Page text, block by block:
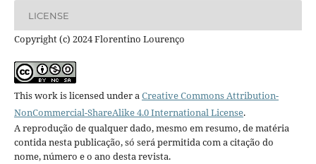
LICENSE
Copyright (c) 2024 Florentino Lourenço
This work is licensed under aCreative Commons Attribution-
NonCommercial-ShareAlike 4.0 International License.
A reprodução de qualquer dado, mesmo em resumo, de matéria
contida nesta publicação, só será permitida com a citação do
nome, número e o ano desta revista.